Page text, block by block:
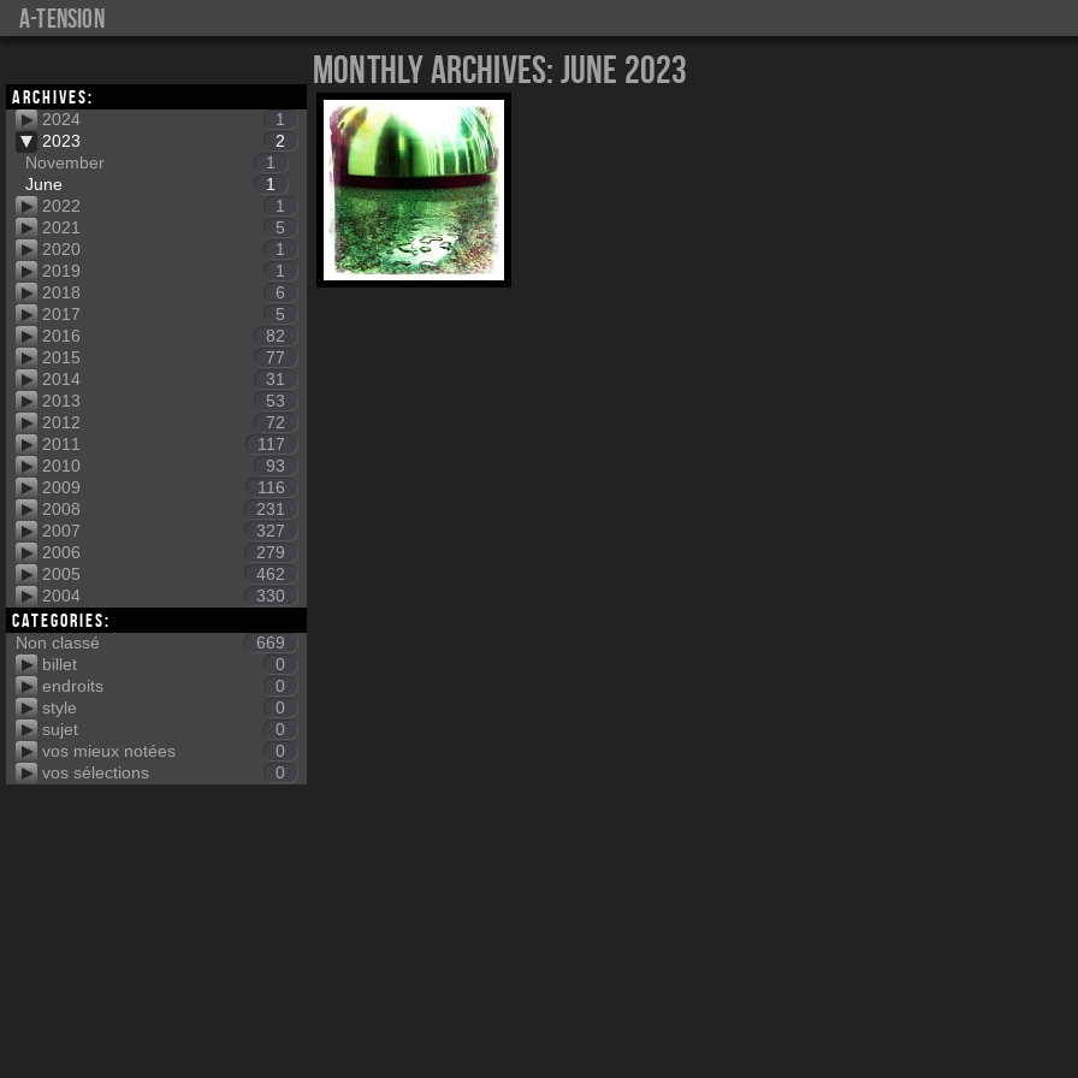
a-tension
Archives:
2024
1
2023
2
November
1
June
1
2022
1
2021
5
2020
1
2019
1
2018
6
2017
5
2016
82
2015
77
2014
31
2013
53
2012
72
2011
117
2010
93
2009
116
2008
231
2007
327
2006
279
2005
462
2004
330
Categories:
Non classé
669
billet
0
endroits
0
style
0
sujet
0
vos mieux notées
0
vos sélections
0
Monthly Archives: June 2023